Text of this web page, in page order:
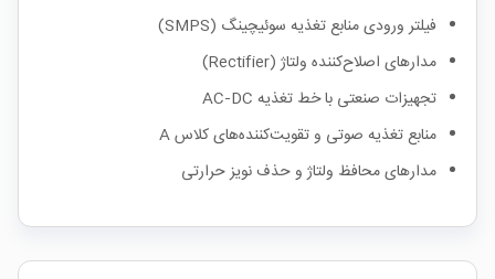
فیلتر ورودی منابع تغذیه سوئیچینگ (SMPS)
مدارهای اصلاح‌کننده ولتاژ (Rectifier)
تجهیزات صنعتی با خط تغذیه AC‑DC
منابع تغذیه صوتی و تقویت‌کننده‌های کلاس A
مدارهای محافظ ولتاژ و حذف نویز حرارتی